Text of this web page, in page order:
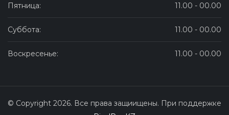
Пятница: 11.00 - 00.00
Суббота: 11.00 - 00.00
Воскресенье: 11.00 - 00.00
© Copyright 2026. Все права защиищены. При поддержке